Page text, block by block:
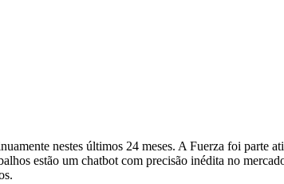
nestes últimos 24 meses. A Fuerza foi parte
estão um chatbot com precisão inédita no